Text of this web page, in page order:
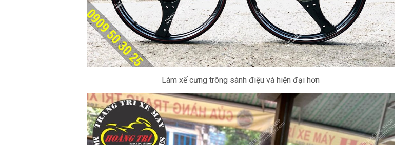
Làm xế cưng trông sành điệu và hiện đại hơn